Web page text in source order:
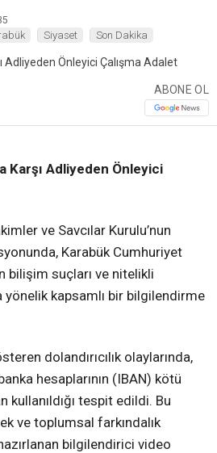
Siyaset Son Dakika
ABONE OL
Karşı Adliyeden Önleyici
ve Savcılar Kurulu’nun
Karabük Cumhuriyet
bilişim suçları ve nitelikli
yönelik kapsamlı bir bilgilendirme
dolandırıcılık olaylarında,
hesaplarının (IBAN) kötü
kullanıldığı tespit edildi. Bu
ve toplumsal farkındalık
bilgilendirici video